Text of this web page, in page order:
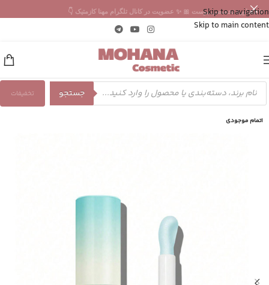
Skip to navigation
Skip to main content
✨ مشاوره تخصصی پوست 🎀 ✨ عضویت در کانال تلگرام مهنا کازمتیک 👇
جستجو تخفیفات
اتمام موجودی